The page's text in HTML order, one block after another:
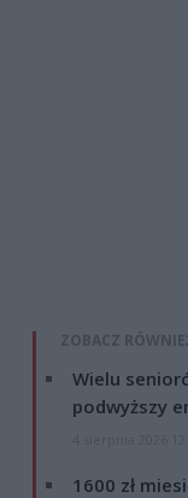
ZOBACZ
Wielu
podwyższy
1600 zł